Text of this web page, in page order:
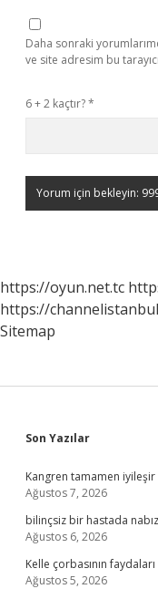
Daha sonraki
ve site adresim bu
6 + 2 kaçtır?*
https://oyun.net.tc
https://
Sitemap
Sidebar
Son Yazılar
Kangren tamamen iyileşir
Ağustos 7, 2026
bilinçsiz bir hastada
Ağustos 6, 2026
Kelle çorbasının
Ağustos 5, 2026